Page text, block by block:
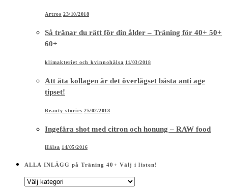
Artros 23/10/2018
Så tränar du rätt för din ålder – Träning för 40+ 50+
60+
klimakteriet och kvinnohälsa 11/03/2018
Att äta kollagen är det överlägset bästa anti age
tipset!
Beauty stories 25/02/2018
Ingefära shot med citron och honung – RAW food
Hälsa 14/05/2016
ALLA INLÄGG på Träning 40+ Välj i listen!
ALLA